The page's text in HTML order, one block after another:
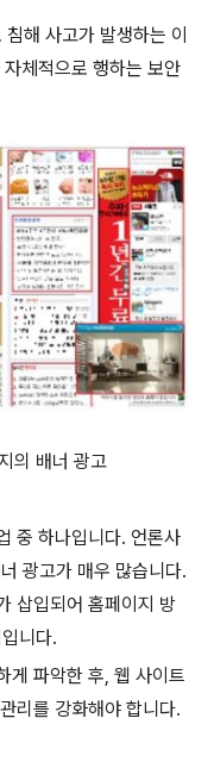
해 사고가 발생하는 이
체적으로 행하는 보안
의 배너 광고
중 하나입니다. 언론사
광고가 매우 많습니다.
삽입되어 홈페이지 방
니다.
게 파악한 후, 웹 사이트
리를 강화해야 합니다.